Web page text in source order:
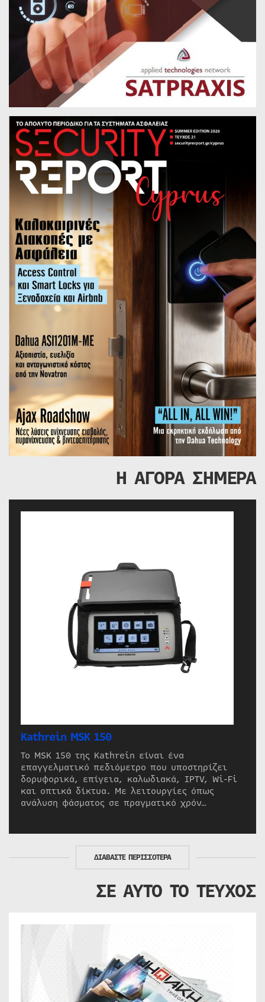
Η ΑΓΟΡΑ ΣΗΜΕΡΑ
Kathrein MSK 150
Το MSK 150 της Kathrein είναι ένα
επαγγελματικό πεδιόμετρο που υποστηρίζει
δορυφορικά, επίγεια, καλωδιακά, IPTV, Wi-Fi
και οπτικά δίκτυα. Με λειτουργίες όπως
ανάλυση φάσματος σε πραγματικό χρόν…
ΔΙΑΒΑΣΤΕ ΠΕΡΙΣΣΟΤΕΡΑ
ΣΕ ΑΥΤΟ ΤΟ ΤΕΥΧΟΣ